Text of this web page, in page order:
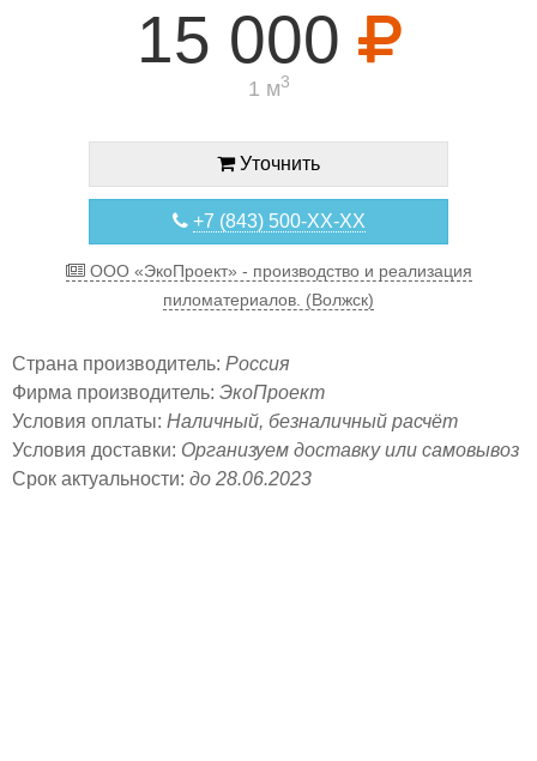
15 000
1 м3
Уточнить
+7 (843) 500-XX-XX
ООО «ЭкоПроект» - производство и реализация
пиломатериалов. (Волжск)
Страна производитель: Россия
Фирма производитель: ЭкоПроект
Условия оплаты: Наличный, безналичный расчёт
Условия доставки: Организуем доставку или самовывоз
Срок актуальности: до 28.06.2023